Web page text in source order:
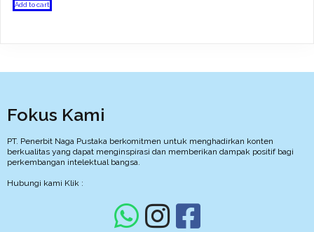
Add to cart
Fokus Kami
PT. Penerbit Naga Pustaka berkomitmen untuk menghadirkan konten
berkualitas yang dapat menginspirasi dan memberikan dampak positif bagi
perkembangan intelektual bangsa.
Hubungi kami Klik :